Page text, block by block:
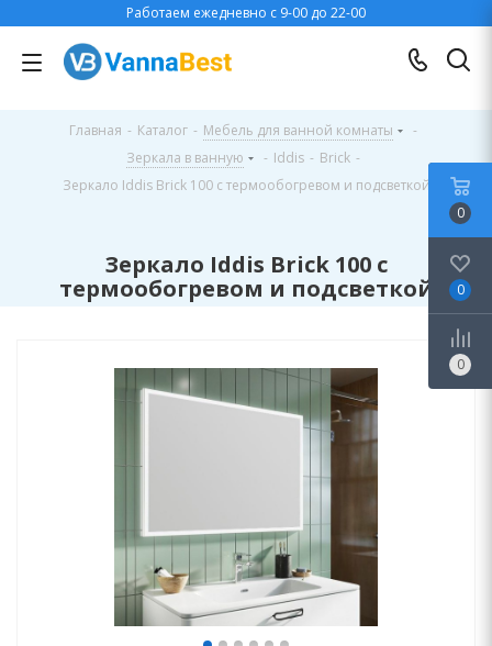
Работаем ежедневно с 9-00 до 22-00
Главная - Каталог - Мебель для ванной комнаты
-
Зеркала в ванную
- Iddis - Brick -
Зеркало Iddis Brick 100 c термообогревом и подсветкой
Зеркало Iddis Brick 100 c
термообогревом и подсветкой
0
0
0